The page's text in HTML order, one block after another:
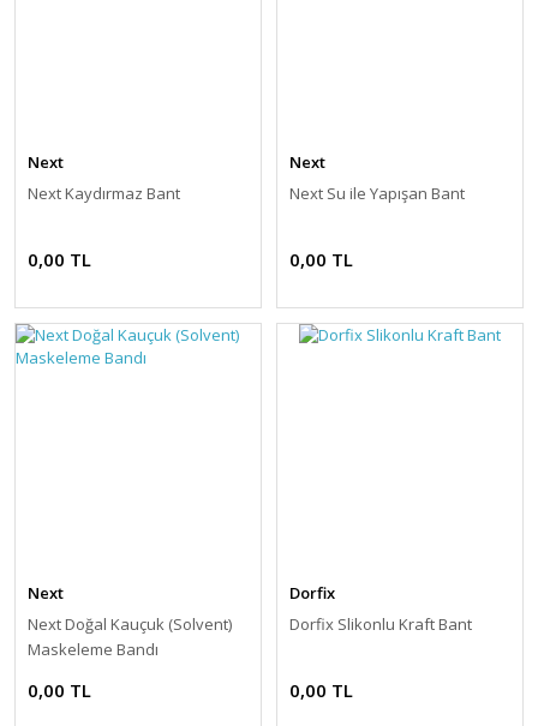
Next
Next Kaydırmaz Bant
0,00 TL
Next
Next Su ile Yapışan Bant
0,00 TL
Next
Next Doğal Kauçuk (Solvent)
Maskeleme Bandı
0,00 TL
Dorfix
Dorfix Slikonlu Kraft Bant
0,00 TL